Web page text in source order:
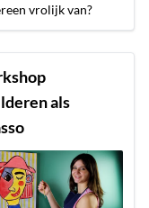
vrolijk van?
als